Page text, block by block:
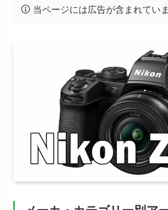
当ページには広告が含まれていま